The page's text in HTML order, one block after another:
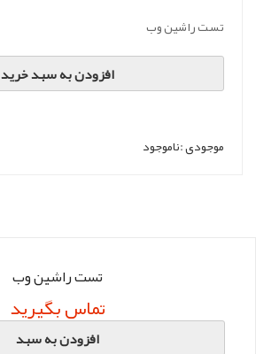
تست راشین وب
افزودن به سبد خرید
موجودی :ناموجود
تست راشین وب
تماس بگیرید
افزودن به سبد